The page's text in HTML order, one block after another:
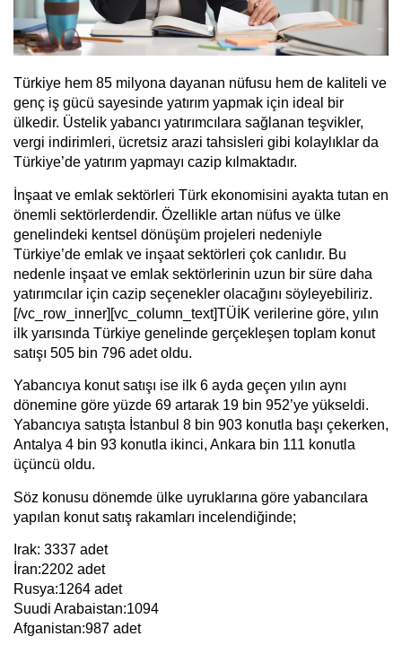
Türkiye hem 85 milyona dayanan nüfusu hem de kaliteli ve
genç iş gücü sayesinde yatırım yapmak için ideal bir
ülkedir. Üstelik yabancı yatırımcılara sağlanan teşvikler,
vergi indirimleri, ücretsiz arazi tahsisleri gibi kolaylıklar da
Türkiye’de yatırım yapmayı cazip kılmaktadır.
İnşaat ve emlak sektörleri Türk ekonomisini ayakta tutan en
önemli sektörlerdendir. Özellikle artan nüfus ve ülke
genelindeki kentsel dönüşüm projeleri nedeniyle
Türkiye’de emlak ve inşaat sektörleri çok canlıdır. Bu
nedenle inşaat ve emlak sektörlerinin uzun bir süre daha
yatırımcılar için cazip seçenekler olacağını söyleyebiliriz.
[/vc_row_inner][vc_column_text]TÜİK verilerine göre, yılın
ilk yarısında Türkiye genelinde gerçekleşen toplam konut
satışı 505 bin 796 adet oldu.
Yabancıya konut satışı ise ilk 6 ayda geçen yılın aynı
dönemine göre yüzde 69 artarak 19 bin 952’ye yükseldi.
Yabancıya satışta İstanbul 8 bin 903 konutla başı çekerken,
Antalya 4 bin 93 konutla ikinci, Ankara bin 111 konutla
üçüncü oldu.
Söz konusu dönemde ülke uyruklarına göre yabancılara
yapılan konut satış rakamları incelendiğinde;
Irak: 3337 adet
İran:2202 adet
Rusya:1264 adet
Suudi Arabaistan:1094
Afganistan:987 adet